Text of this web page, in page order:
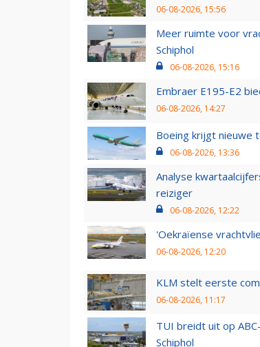
06-08-2026, 15:56
Meer ruimte voor
Schiphol
06-08-2026, 15:16
Embraer E195-E2
06-08-2026, 14:27
Boeing krijgt nieuwe
06-08-2026, 13:36
Analyse
reiziger
06-08-2026, 12:22
'Oekraïense
06-08-2026, 12:20
KLM stelt eerste
06-08-2026, 11:17
TUI breidt uit op
Schiphol